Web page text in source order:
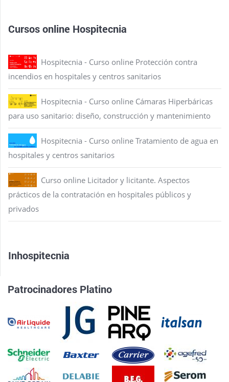
Cursos online Hospitecnia
Hospitecnia - Curso online Protección contra
incendios en hospitales y centros sanitarios
Hospitecnia - Curso online Cámaras Hiperbáricas
para uso sanitario: diseño, construcción y mantenimiento
Hospitecnia - Curso online Tratamiento de agua en
hospitales y centros sanitarios
Curso online Licitador y licitante. Aspectos
prácticos de la contratación en hospitales públicos y
privados
Inhospitecnia
Patrocinadores Platino